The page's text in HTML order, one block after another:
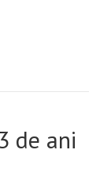
de ani